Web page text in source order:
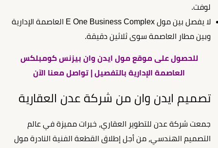
لوفت.
لا يفصل بين مول E One Business Complex العاصمة الإدارية
وبين مطار العاصمة سوى ثلاثين دقيقة.
للحصول على موقع مول ايدن وان بيزنس كومبلكس
العاصمة الإدارية بالتفصيل | تواصل معنا الآن
تصميم ايدن وان من شركة عدن العقارية
جمعت شركة عدن للتطوير العقاري، خبرات مميزة في عالم
التصميم الهندسي، من أجل إطلاق القطعة الفنية النادرة مول